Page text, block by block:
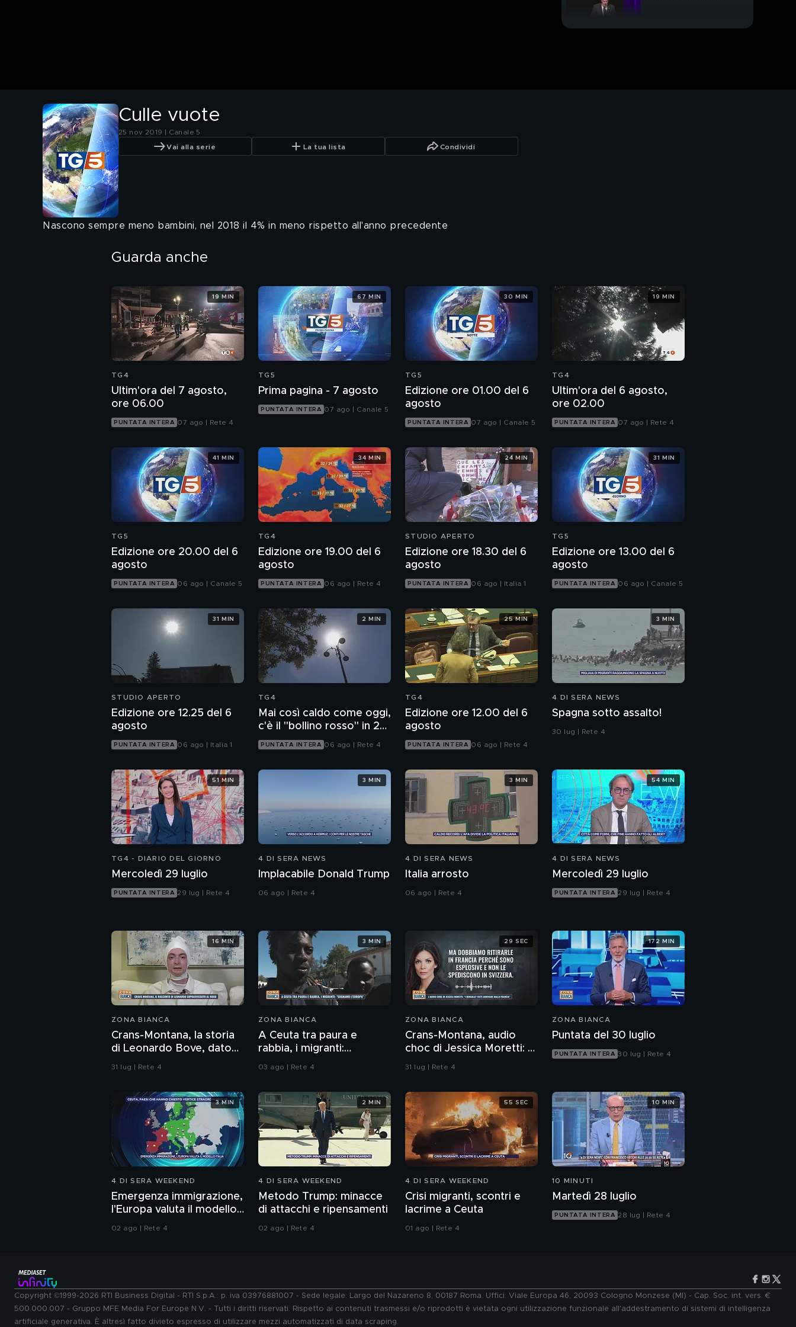
Culle vuote
25 nov 2019 | Canale 5
Vai alla serie La tua lista Condividi
Nascono sempre meno bambini, nel 2018 il 4% in meno rispetto all'anno precedente
Guarda anche
TG4
Ultim'ora del 7 agosto,
ore 06.00
PUNTATA INTERA 07 ago | Rete 4
19 MIN
TG5
Prima pagina - 7 agosto
PUNTATA INTERA 07 ago | Canale 5
67 MIN
TG5
Edizione ore 01.00 del 6
agosto
PUNTATA INTERA 07 ago | Canale 5
30 MIN
TG4
Ultim'ora del 6 agosto,
ore 02.00
PUNTATA INTERA 07 ago | Rete 4
19 MIN
TG5
Edizione ore 20.00 del 6
agosto
PUNTATA INTERA 06 ago | Canale 5
41 MIN
TG4
Edizione ore 19.00 del 6
agosto
PUNTATA INTERA 06 ago | Rete 4
34 MIN
STUDIO APERTO
Edizione ore 18.30 del 6
agosto
PUNTATA INTERA 06 ago | Italia 1
24 MIN
TG5
Edizione ore 13.00 del 6
agosto
PUNTATA INTERA 06 ago | Canale 5
31 MIN
STUDIO APERTO
Edizione ore 12.25 del 6
agosto
PUNTATA INTERA 06 ago | Italia 1
31 MIN
TG4
Mai così caldo come oggi,
c'è il "bollino rosso" in 27
città
PUNTATA INTERA 06 ago | Rete 4
2 MIN
TG4
Edizione ore 12.00 del 6
agosto
PUNTATA INTERA 06 ago | Rete 4
25 MIN
4 DI SERA NEWS
Spagna sotto assalto!
30 lug | Rete 4
3 MIN
TG4 - DIARIO DEL GIORNO
Mercoledì 29 luglio
PUNTATA INTERA 29 lug | Rete 4
51 MIN
4 DI SERA NEWS
Implacabile Donald Trump
06 ago | Rete 4
3 MIN
4 DI SERA NEWS
Italia arrosto
06 ago | Rete 4
3 MIN
4 DI SERA NEWS
Mercoledì 29 luglio
PUNTATA INTERA 29 lug | Rete 4
54 MIN
ZONA BIANCA
Crans-Montana, la storia
di Leonardo Bove, dato
per disperso nel rogo
31 lug | Rete 4
16 MIN
ZONA BIANCA
A Ceuta tra paura e
rabbia, i migranti:
"Sognamo l'Europa"
03 ago | Rete 4
3 MIN
ZONA BIANCA
Crans-Montana, audio
choc di Jessica Moretti: "I
bengala? Fatti arrivare
31 lug | Rete 4
29 SEC
ZONA BIANCA
Puntata del 30 luglio
PUNTATA INTERA 30 lug | Rete 4
172 MIN
4 DI SERA WEEKEND
Emergenza immigrazione,
l'Europa valuta il modello
02 ago | Rete 4
3 MIN
4 DI SERA WEEKEND
Metodo Trump: minacce
di attacchi e ripensamenti
02 ago | Rete 4
2 MIN
4 DI SERA WEEKEND
Crisi migranti, scontri e
lacrime a Ceuta
01 ago | Rete 4
55 SEC
10 MINUTI
Martedì 28 luglio
PUNTATA INTERA 28 lug | Rete 4
10 MIN
Copyright ©1999-2026 RTI Business Digital - RTI S.p.A.: p. iva 03976881007 - Sede legale: Largo del Nazareno 8, 00187 Roma. Uffici: Viale Europa 46, 20093 Cologno Monzese (MI) - Cap. Soc. int. vers. €
500.000.007 - Gruppo MFE Media For Europe N.V. - Tutti i diritti riservati. Rispetto ai contenuti trasmessi e/o riprodotti è vietata ogni utilizzazione funzionale all'addestramento di sistemi di intelligenza
artificiale generativa. È altresì fatto divieto espresso di utilizzare mezzi automatizzati di data scraping.